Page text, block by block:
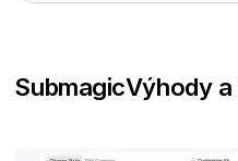
SubmagicVýhody